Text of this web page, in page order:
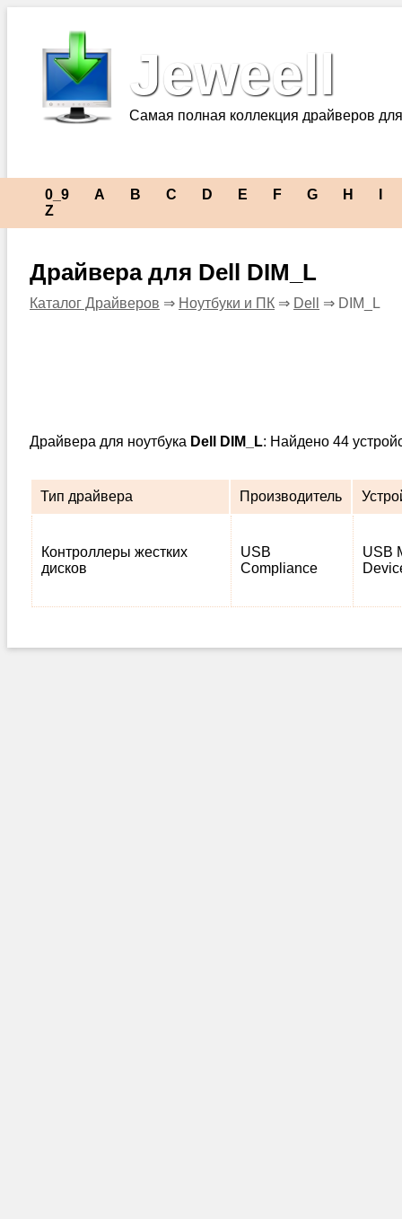
Jeweell
Самая полная коллекция драйверов
0_9 A B C D E F G H
Z
Драйвера для Dell DIM_L
Каталог Драйверов ⇒ Ноутбуки и ПК ⇒ Dell ⇒ DIM_L
Драйвера для ноутбука Dell DIM_L: Найдено 44
Тип драйвера Производитель
Контроллеры жестких
дисков
USB
Compliance
USB